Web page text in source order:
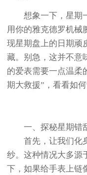
想象一下，星期一
用你的雅克德罗机械
现星期盘上的日期顽
藏。别急，这并不意
的爱表需要一点温柔
期大救援”，看看如
一、探秘星期错
首先，让我们化身
纱。这种情况大多源
下，如果给手表上链